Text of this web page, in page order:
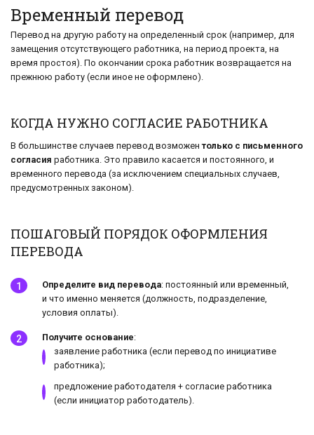
Временный перевод
Перевод на другую работу на определенный срок (например, для
замещения отсутствующего работника, на период проекта, на
время простоя). По окончании срока работник возвращается на
прежнюю работу (если иное не оформлено).
КОГДА НУЖНО СОГЛАСИЕ РАБОТНИКА
В большинстве случаев перевод возможентолько с письменного
согласия работника. Это правило касается и постоянного, и
временного перевода (за исключением специальных случаев,
предусмотренных законом).
ПОШАГОВЫЙ ПОРЯДОК ОФОРМЛЕНИЯ
ПЕРЕВОДА
Определите вид перевода: постоянный или временный,
и что именно меняется (должность, подразделение,
условия оплаты).
Получите основание:
заявление работника (если перевод по инициативе
работника);
предложение работодателя + согласие работника
(если инициатор работодатель).